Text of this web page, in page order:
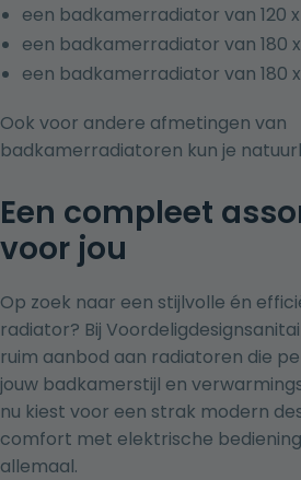
een badkamerradiator van 120
een badkamerradiator van 180
een badkamerradiator van 180
Ook voor andere afmetingen van
badkamerradiatoren kun je
Een compleet
voor jou
Op zoek naar een stijlvolle én
radiator? Bij
ruim aanbod aan radiatoren die
jouw badkamerstijl en
nu kiest voor een strak modern
comfort met elektrische
allemaal.